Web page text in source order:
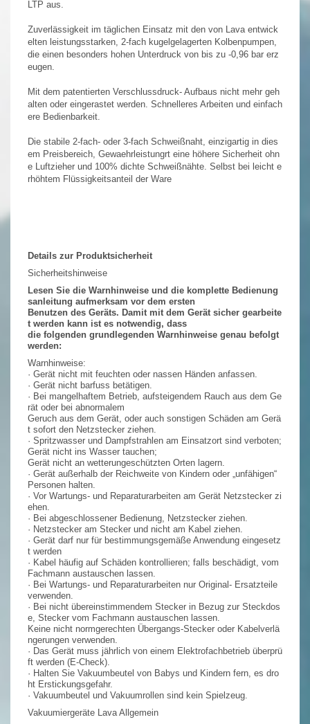
LTP aus.
Zuverlässigkeit im täglichen Einsatz mit den von Lava entwick
elten leistungsstarken, 2-fach kugelgelagerten Kolbenpumpen,
die einen besonders hohen Unterdruck von bis zu -0,96 bar erz
eugen.
Mit dem patentierten Verschlussdruck- Aufbaus nicht mehr geh
alten oder eingerastet werden. Schnelleres Arbeiten und einfach
ere Bedienbarkeit.
Die stabile 2-fach- oder 3-fach Schweißnaht, einzigartig in dies
em Preisbereich, Gewaehrleistungrt eine höhere Sicherheit ohn
e Luftzieher und 100% dichte Schweißnähte. Selbst bei leicht e
rhöhtem Flüssigkeitsanteil der Ware
Details zur Produktsicherheit
Sicherheitshinweise
Lesen Sie die Warnhinweise und die komplette Bedienung
sanleitung aufmerksam vor dem ersten
Benutzen des Geräts. Damit mit dem Gerät sicher gearbeite
t werden kann ist es notwendig, dass
die folgenden grundlegenden Warnhinweise genau befolgt
werden:
Warnhinweise:
· Gerät nicht mit feuchten oder nassen Händen anfassen.
· Gerät nicht barfuss betätigen.
· Bei mangelhaftem Betrieb, aufsteigendem Rauch aus dem Ge
rät oder bei abnormalem
Geruch aus dem Gerät, oder auch sonstigen Schäden am Gerä
t sofort den Netzstecker ziehen.
· Spritzwasser und Dampfstrahlen am Einsatzort sind verboten;
Gerät nicht ins Wasser tauchen;
Gerät nicht an wetterungeschützten Orten lagern.
· Gerät außerhalb der Reichweite von Kindern oder „unfähigen“
Personen halten.
· Vor Wartungs- und Reparaturarbeiten am Gerät Netzstecker zi
ehen.
· Bei abgeschlossener Bedienung, Netzstecker ziehen.
· Netzstecker am Stecker und nicht am Kabel ziehen.
· Gerät darf nur für bestimmungsgemäße Anwendung eingesetz
t werden
· Kabel häufig auf Schäden kontrollieren; falls beschädigt, vom
Fachmann austauschen lassen.
· Bei Wartungs- und Reparaturarbeiten nur Original- Ersatzteile
verwenden.
· Bei nicht übereinstimmendem Stecker in Bezug zur Steckdos
e, Stecker vom Fachmann austauschen lassen.
Keine nicht normgerechten Übergangs-Stecker oder Kabelverlä
ngerungen verwenden.
· Das Gerät muss jährlich von einem Elektrofachbetrieb überprü
ft werden (E-Check).
· Halten Sie Vakuumbeutel von Babys und Kindern fern, es dro
ht Erstickungsgefahr.
· Vakuumbeutel und Vakuumrollen sind kein Spielzeug.
Vakuumiergeräte Lava Allgemein